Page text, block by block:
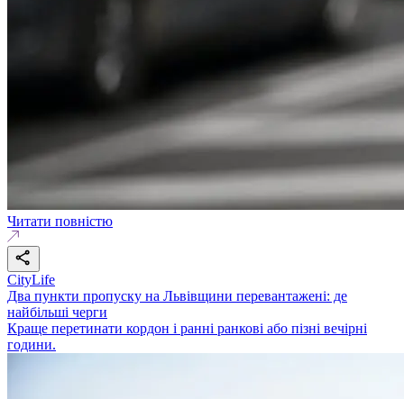
Читати повністю
CityLife
Два пункти пропуску на Львівщини перевантажені: де
найбільші черги
Краще перетинати кордон і ранні ранкові або пізні вечірні
години.